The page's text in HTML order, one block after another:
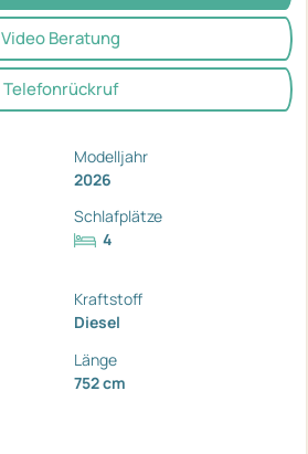
Video Beratung
Telefonrückruf
Modelljahr
2026
Schlafplätze
4
Kraftstoff
Diesel
Länge
752 cm